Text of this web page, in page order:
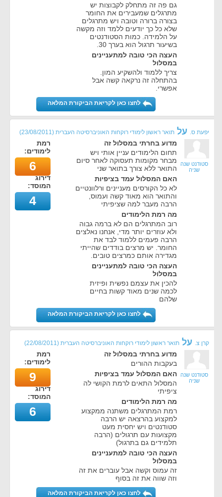
גם פה זה מתחלק לקבוצות יש
מתרגלים שמעבירים את החומר
בצורה ברורה וטובה ויש מתרגלים
שלא כל כך יודעים ללמד וזה מקשה
על הלמידה. כמות הסטודנטים
בשיעור תרגול הוא בערך 30.
העצה הכי טובה למתעניינים
במסלול
צריך ללמוד ולהשקיע המון.
בהתחלה זה נרקאה קשה אבל
אפשרי.
לחצו כאן לקריאת הביקורת המלאה
יפעת ס. על תואר ראשון לימודי רוקחות האוניברסיטה העברית (
23/08/2011
)
סטודנט שנה
שניה
מדוע בחרתי במסלול זה
תחום הלימודים עניין אותי ויש
מבחר מקומות תעסוקה לאחר סיום
התואר ללא צורך בתואר שני
האם המסלול עמד בציפיות
לא כל הקורסים מעניינים ורלוונטיים
והתואר הוא מאוד קשה ועמוס,
הרבה מעבר למה שציפיתי
מה רמת הלימודים
רוב המתרגלים הם לא ברמה גבוה
ולא עוזרים יותר מדי, אנחנו נאלצים
הרבה פעמים ללמוד לבד את
החומר. יש מרצים בודדים שהייתי
מגדירה אותם כמרצים טובים.
העצה הכי טובה למתעניינים
במסלול
להכין את עצמם נפשית ופיזית
לכמה שנים מאוד קשות בחיים
שלהם
רמת
לימודים:
6
דירוג
המוסד:
4
לחצו כאן לקריאת הביקורת המלאה
קרן צ. על תואר ראשון לימודי רוקחות האוניברסיטה העברית (
22/08/2011
)
סטודנט שנה
שניה
מדוע בחרתי במסלול זה
בעקבות ההורים
האם המסלול עמד בציפיות
המסלול התאים לרמת הקושי לה
ציפיתי
מה רמת הלימודים
רמת המתרגלים משתנה ממקצוע
למקצוע בהרצאה יש הרבה
סטודנטים ויש יחסית מעט
מקצועות עם תרגולים (הרבה
תלמידים גם בתרגול)
העצה הכי טובה למתעניינים
במסלול
זה עמוס וקשה אבל עוברים את זה
וזה שווה את זה בסוף
רמת
לימודים:
9
דירוג
המוסד:
6
לחצו כאן לקריאת הביקורת המלאה